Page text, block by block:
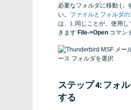
必要なフォルダに移動 (」
い。 ファイルとフォルダの
は、). 同じことが、使用
きます File->Open コマン
ステップ 4: フォ
する